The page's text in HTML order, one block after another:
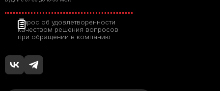
Опрос об удовлетворенности
качеством решения вопросов
при обращении в компанию